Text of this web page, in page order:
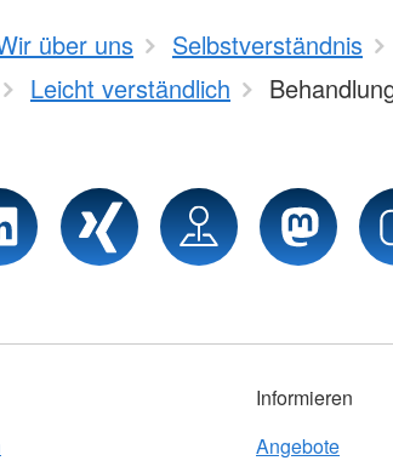
über uns Selbstverständnis
Leicht verständlich
Informieren
Angebote